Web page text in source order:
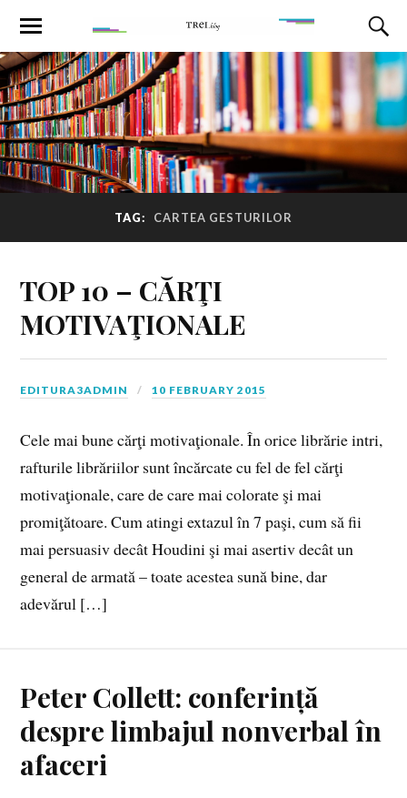
TAG: CARTEA GESTURILOR
TOP 10 – CĂRŢI
MOTIVAŢIONALE
EDITURA3ADMIN 10 FEBRUARY 2015
Cele mai bune cărţi motivaţionale. În orice librărie intri,
rafturile librăriilor sunt încărcate cu fel de fel cărţi
motivaţionale, care de care mai colorate şi mai
promiţătoare. Cum atingi extazul în 7 paşi, cum să fii
mai persuasiv decât Houdini şi mai asertiv decât un
general de armată – toate acestea sună bine, dar
adevărul […]
Peter Collett: conferință
despre limbajul nonverbal în
afaceri